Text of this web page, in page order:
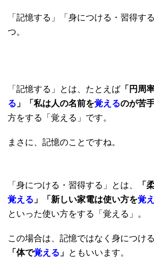
「記憶する」「身につける・習得す
つ。
「記憶する」とは、たとえば「円周
る 」「私は人の名前を覚えるのが苦手
方をする「覚える」です。
まさに、記憶のことですね。
「身につける・習得する」とは、
「
覚える 」「新しい家電は使い方を覚
といった使い方をする「覚える」。
この場合は、記憶ではなく身につけ
「体で覚える 」 ともいいます。